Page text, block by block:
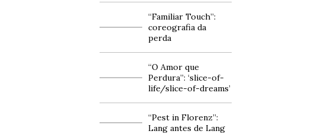
“Familiar Touch”:
coreografia da
perda
“O Amor que
Perdura”: ‘slice-of-
life/slice-of-dreams’
“Pest in Florenz”:
Lang antes de Lang